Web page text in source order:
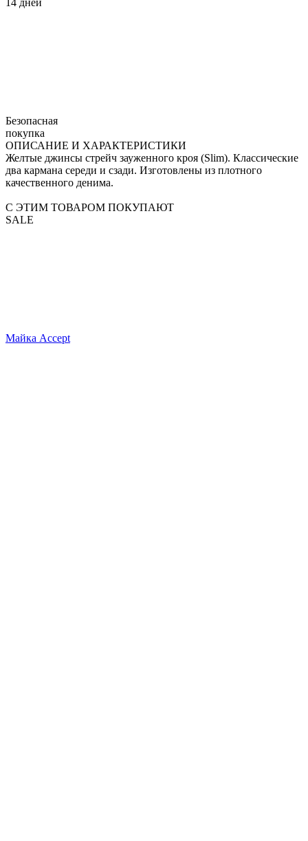
Безопасная
покупка
ОПИСАНИЕ И ХАРАКТЕРИСТИКИ
Желтые джинсы стрейч зауженного кроя (Slim). Классические
два кармана середи и сзади. Изготовлены из плотного
качественного денима.
С ЭТИМ ТОВАРОМ ПОКУПАЮТ
SALE
Майка Accept